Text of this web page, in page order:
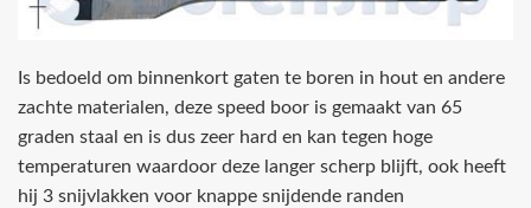
Is bedoeld om binnenkort gaten te boren in hout en andere
zachte materialen, deze speed boor is gemaakt van 65
graden staal en is dus zeer hard en kan tegen hoge
temperaturen waardoor deze langer scherp blijft, ook heeft
hij 3 snijvlakken voor knappe snijdende randen